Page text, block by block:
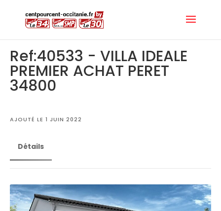
Ref:40533 - VILLA IDEALE
PREMIER ACHAT PERET
34800
AJOUTÉ LE 1 JUIN 2022
Détails